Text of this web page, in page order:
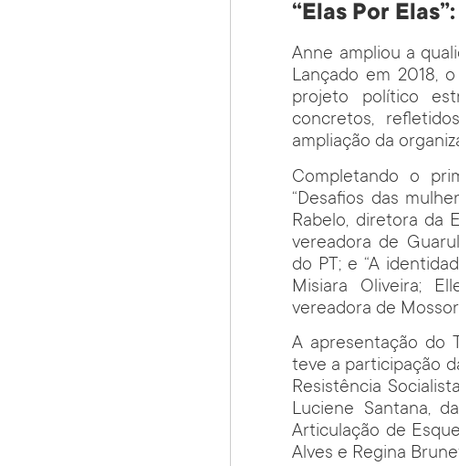
“Elas Por
Anne ampliou a
Lançado em 2018,
projeto político
concretos,
ampliação da
Completando o
“Desafios das
Rabelo, diretora da
vereadora de
do PT; e “A
Misiara Oliveira;
vereadora de
A apresentação do
teve a participação
Resistência
Luciene Santana,
Articulação de
Alves e Regina